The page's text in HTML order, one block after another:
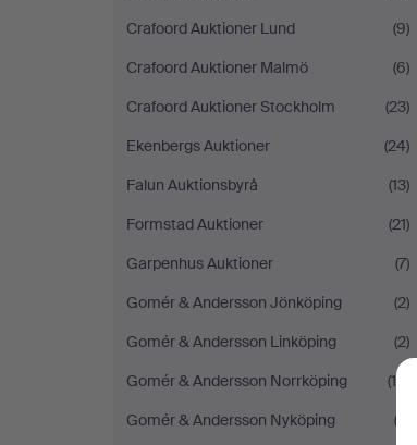
Crafoord Auktioner Lund
(9)
Crafoord Auktioner Malmö
(6)
Crafoord Auktioner Stockholm
(23)
Ekenbergs Auktioner
(24)
Falun Auktionsbyrå
(13)
Formstad Auktioner
(21)
Garpenhus Auktioner
(7)
Gomér & Andersson Jönköping
(2)
Gomér & Andersson Linköping
(2)
Gomér & Andersson Norrköping
(10)
Gomér & Andersson Nyköping
(2)